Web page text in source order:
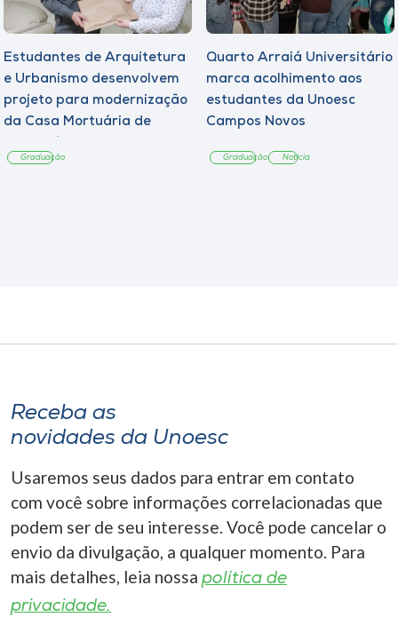
Estudantes de Arquitetura
e Urbanismo desenvolvem
projeto para modernização
da Casa Mortuária de
Graduação
Quarto Arraiá Universitário
marca acolhimento aos
estudantes da Unoesc
Campos Novos
Graduação Notícia
Receba as
novidades da Unoesc
Usaremos seus dados para entrar em contato
com você sobre informações correlacionadas que
podem ser de seu interesse. Você pode cancelar o
envio da divulgação, a qualquer momento. Para
mais detalhes, leia nossa política de
privacidade.